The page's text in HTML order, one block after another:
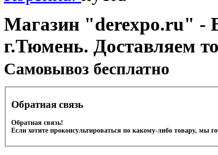
Магазин "derexpo.ru" -
г.Тюмень. Доставляем
Cамовывоз бесплатно
Обратная связь
Обратная связь!
Если хотите проконсультироваться по какому-либо товару, мы